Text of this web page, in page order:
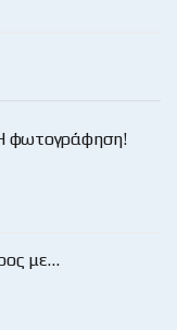
φωτογράφηση!
με…